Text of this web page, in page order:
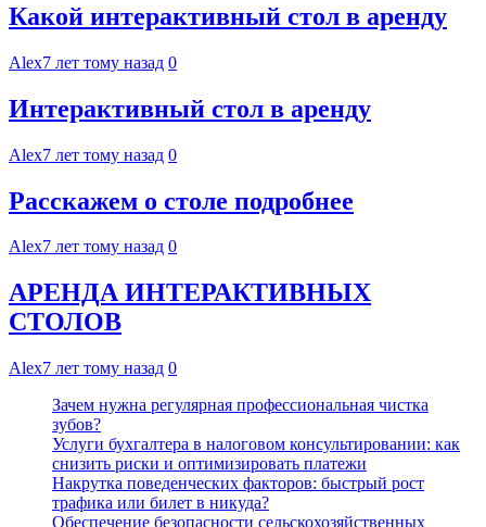
Какой интерактивный стол в аренду
Alex7 лет тому назад 0
Интерактивный стол в аренду
Alex7 лет тому назад 0
Расскажем о столе подробнее
Alex7 лет тому назад 0
АРЕНДА ИНТЕРАКТИВНЫХ
СТОЛОВ
Alex7 лет тому назад 0
Зачем нужна регулярная профессиональная чистка
зубов?
Услуги бухгалтера в налоговом консультировании: как
снизить риски и оптимизировать платежи
Накрутка поведенческих факторов: быстрый рост
трафика или билет в никуда?
Обеспечение безопасности сельскохозяйственных